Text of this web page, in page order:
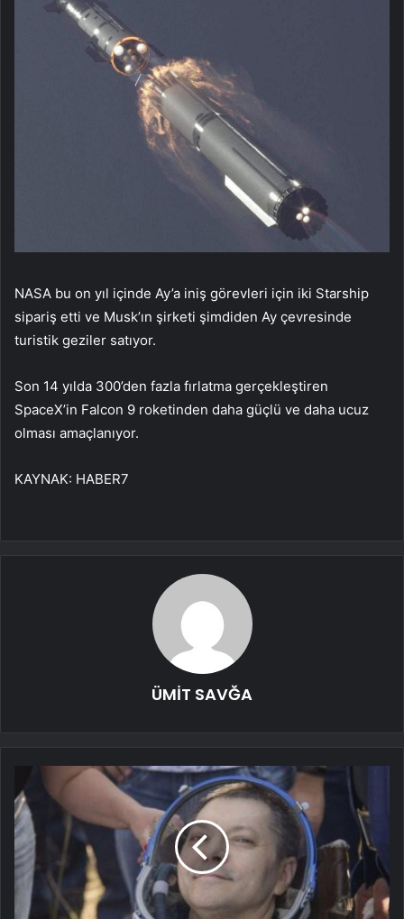
NASA bu on yıl içinde Ay’a iniş görevleri için iki Starship
sipariş etti ve Musk’ın şirketi şimdiden Ay çevresinde
turistik geziler satıyor.
Son 14 yılda 300’den fazla fırlatma gerçekleştiren
SpaceX’in Falcon 9 roketinden daha güçlü ve daha ucuz
olması amaçlanıyor.
KAYNAK: HABER7
ÜMİT SAVĞA